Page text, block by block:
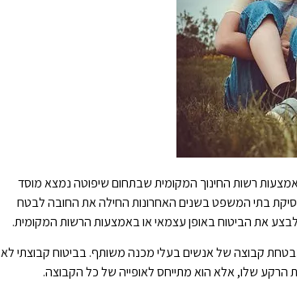
רשות החינוך המקומית שבתחום שיפוטה נמצא מוסד
6 (ד1) לחוק לימוד חובה. פסיקת בתי המשפט בשנים האחרונות החילה את החובה לבטח
את הביטוח באופן עצמאי או באמצעות הרשות המקומית.
קבוצה של אנשים בעלי מכנה משותף. בביטוח קבוצתי לא
הרקע שלו, אלא הוא מתייחס לאופייה של כל הקבוצה.